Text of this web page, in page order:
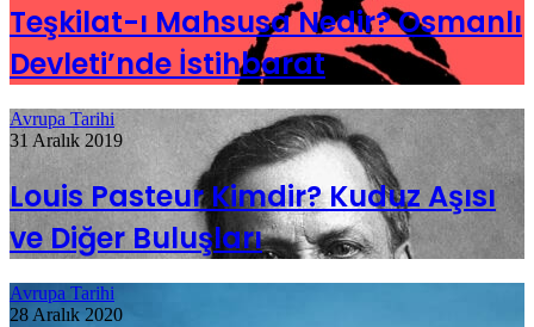
Teşkilat-ı Mahsusa Nedir? Osmanlı
Devleti’nde İstihbarat
Avrupa Tarihi
31 Aralık 2019
Louis Pasteur Kimdir? Kuduz Aşısı
ve Diğer Buluşları
Avrupa Tarihi
28 Aralık 2020